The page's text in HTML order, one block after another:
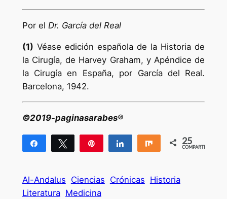
Por el Dr. García del Real
(1) Véase edición española de la Historia de
la Cirugía, de Harvey Graham, y Apéndice de
la Cirugía en España, por García del Real.
Barcelona, 1942.
©2019-paginasarabes®
Compartir Twittear Compartir Compartir
25
COMPARTIR
Al-Andalus Ciencias Crónicas Historia
Literatura Medicina